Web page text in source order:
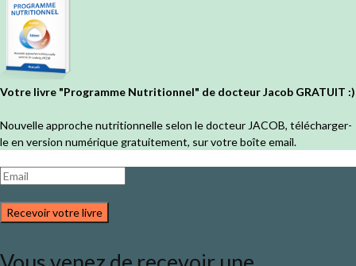
Votre livre "Programme Nutritionnel" de docteur Jacob GRATUIT :)
Nouvelle approche nutritionnelle selon le docteur JACOB, télécharger-
le en version numérique gratuitement, sur votre boîte email.
Recevoir votre livre